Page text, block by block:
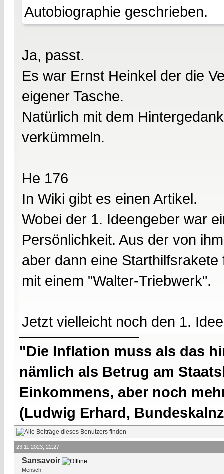
Autobiographie geschrieben.
Ja, passt.
Es war Ernst Heinkel der die
eigener Tasche.
Natürlich mit dem
verkümmeln.
He 176
In Wiki gibt es einen Artikel.
Wobei der 1. Ideengeber war
Persönlichkeit. Aus der von
aber dann eine
mit einem "Walter-Triebwerk".
Jetzt vielleicht noch den 1.
"Die Inflation muss als das
nämlich als Betrug am
Einkommens, aber noch
(Ludwig Erhard,
23.11.2023, 22:27
Sansavoir
Mensch